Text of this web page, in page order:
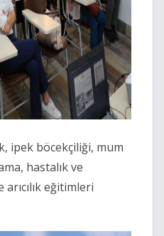
ipek böcekçiliği, mum
hastalık ve
eğitimleri